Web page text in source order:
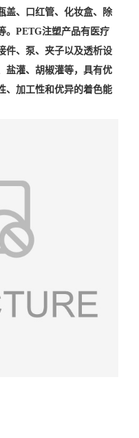
盖、口红管、化妆盒、除
。PETG注塑产品有医疗
件、泵、夹子以及透析设
盐灌、胡椒灌等，具有优
、加工性和优异的着色能